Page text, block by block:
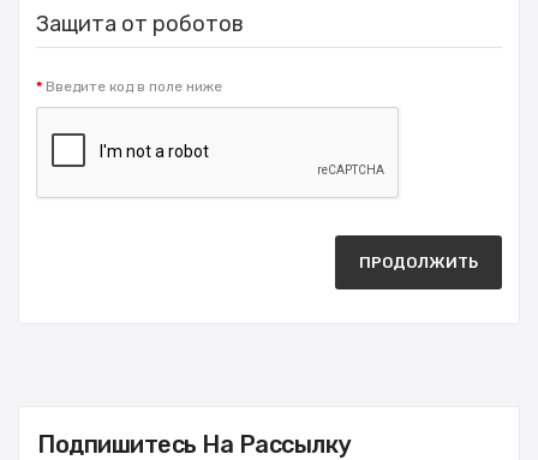
Защита от роботов
Введите код в поле ниже
ПРОДОЛЖИТЬ
Подпишитесь На Рассылку